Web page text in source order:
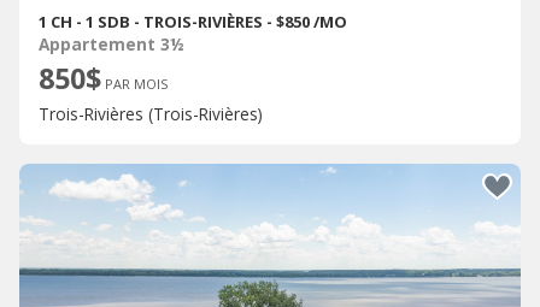
1 CH - 1 SDB - TROIS-RIVIÈRES - $850 /MO
Appartement 3½
850$ PAR MOIS
Trois-Rivières (Trois-Rivières)